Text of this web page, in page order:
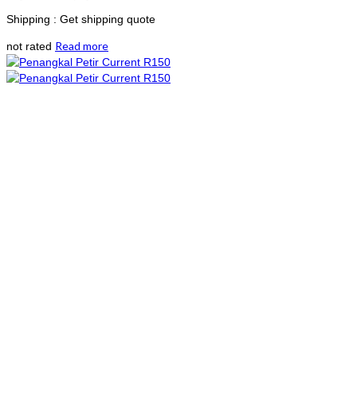
Shipping : Get shipping quote
not rated Read more